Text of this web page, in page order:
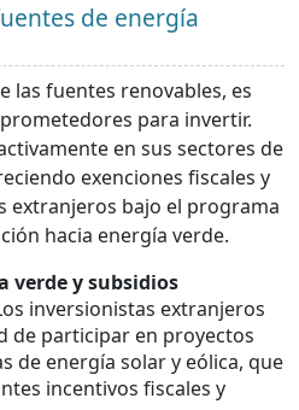
de energía
las fuentes renovables, es
para invertir.
en sus sectores de
exenciones fiscales y
extranjeros bajo el programa
hacia energía verde.
verde y subsidios
inversionistas extranjeros
de participar en proyectos
de energía solar y eólica, que
incentivos fiscales y